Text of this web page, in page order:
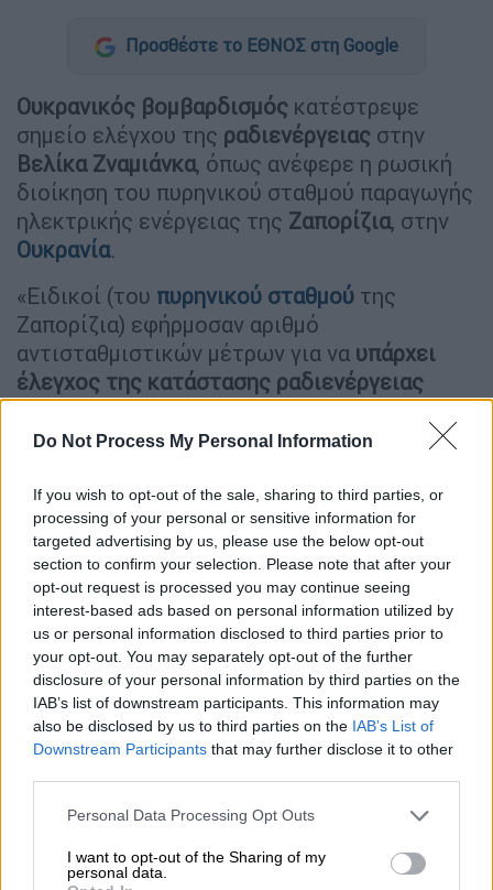
Do Not Process My Personal Information
If you wish to opt-out of the sale, sharing to third parties, or
processing of your personal or sensitive information for
targeted advertising by us, please use the below opt-out
section to confirm your selection. Please note that after your
opt-out request is processed you may continue seeing
interest-based ads based on personal information utilized by
us or personal information disclosed to third parties prior to
your opt-out. You may separately opt-out of the further
disclosure of your personal information by third parties on the
IAB’s list of downstream participants. This information may
also be disclosed by us to third parties on the IAB’s List of
Downstream Participants that may further disclose it to other
Please note that this website/app uses one or more Google
not limited to your visit or usage behaviour. You may click to
grant or deny consent to Google and its third-party tags to
Personal Data Processing Opt Outs
I want to opt-out of the Sharing of my
personal data.
Προσθέστε το ΕΘΝΟΣ στη Google
Ουκρανικός βομβαρδισμός κατέστρεψε
σημείο ελέγχου της ραδιενέργειας στην
Βελίκα Ζναμιάνκα, όπως ανέφερε η ρωσική
διοίκηση του πυρηνικού σταθμού παραγωγής
ηλεκτρικής ενέργειας της Ζαπορίζια, στην
Ουκρανία.
«Ειδικοί (του πυρηνικού σταθμού της
Ζαπορίζια) εφήρμοσαν αριθμό
αντισταθμιστικών μέτρων για να υπάρχει
έλεγχος της κατάστασης ραδιενέργειας
στην περιοχή», αναφέρει η ρωσική διοίκηση
του ηλεκτροπαραγωγικού σταθμού της
Telegram.
ΔΙΑΒΑΣΤΕ ΕΠΙΣΗΣ
Κόσμος|26.06.2024 09:49
Γιατί το αεροπλάνο της Μπέρμποκ
πέταξε χαμηλά αλλά δεν άγγιξε το
αεροδρόμιο της Λάρνακας - Η
εξήγηση
Σε κανονικά επίπεδα η ραδιενέργεια
Τα επίπεδαραδιενέργειας , προσθέτει, δεν